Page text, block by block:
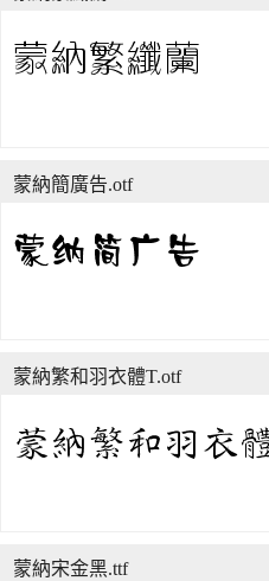
蒙納簡廣告.otf
蒙納繁和羽衣體T.otf
蒙納宋金黑.ttf